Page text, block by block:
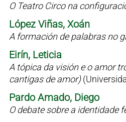
O Teatro Circo na
López Viñas, Xoán
A formación de palabras no
Eirín, Leticia
A tópica da visión e o amor
cantigas de amor)
Pardo Amado, Diego
O debate sobre a identidade